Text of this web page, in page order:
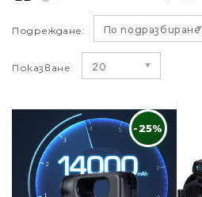
Подреждане: По подразбиране
Показване: 20
-25%